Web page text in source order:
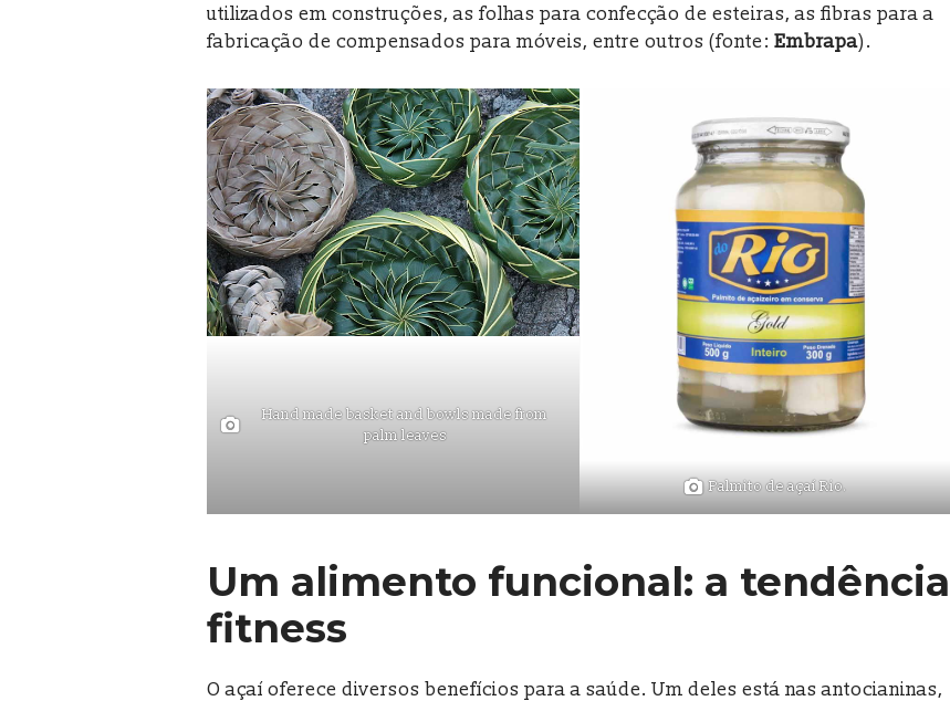
utilizados em construções, as folhas para confecção de esteiras, as fibras para a
fabricação de compensados para móveis, entre outros (fonte: Embrapa).
Hand made basket and bowls made from
palm leaves
Palmito de açaí Rio.
Um alimento funcional: a tendência
fitness
O açaí oferece diversos benefícios para a saúde. Um deles está nas antocianinas,